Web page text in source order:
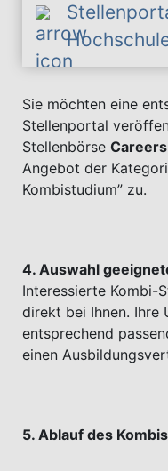
Sie möchten eine
Stellenportal
Stellenbörse
Angebot der
Kombistudium” zu.
4. Auswahl
Interessierte Kombi-
direkt bei Ihnen. Ihre
entsprechend
einen
5. Ablauf des